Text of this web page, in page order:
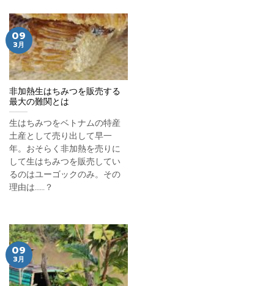
非加熱生はちみつを販売する
最大の難関とは
生はちみつをベトナムの特産
土産として売り出して早一
年。おそらく非加熱を売りに
して生はちみつを販売してい
るのはユーゴックのみ。その
理由は……？
09
3月
09
3月